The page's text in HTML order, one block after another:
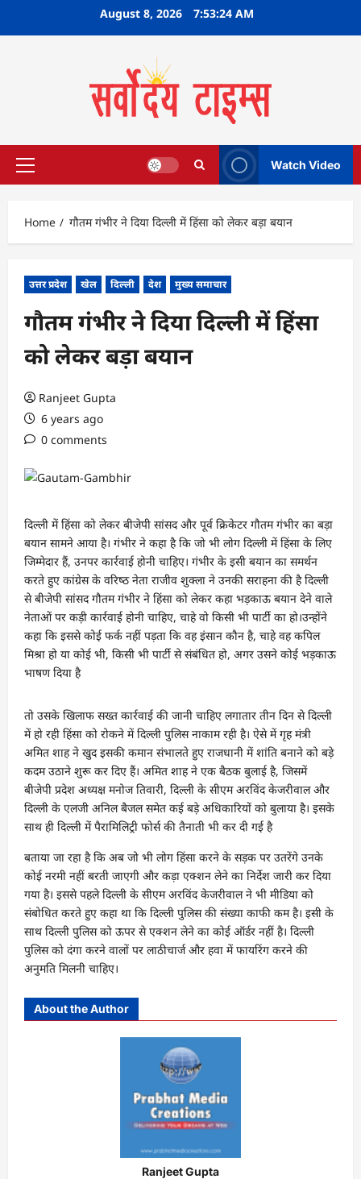
August 8, 2026 7:53:25 AM
Primary
Watch Video
Home गौतम गंभीर ने दिया दिल्‍ली में हिंसा को लेकर बड़ा बयान
उत्तर प्रदेश खेल दिल्ली देश मुख्य समाचार
गौतम गंभीर ने दिया दिल्‍ली में हिंसा
को लेकर बड़ा बयान
Ranjeet Gupta
6 years ago
0 comments
दिल्‍ली में हिंसा को लेकर बीजेपी सांसद और पूर्व क्रिकेटर गौतम गंभीर का बड़ा
बयान सामने आया है। गंभीर ने कहा है कि जो भी लोग दिल्‍ली में हिंसा के लिए
जिम्‍मेदार हैं, उनपर कार्रवाई होनी चाहिए। गंभीर के इसी बयान का समर्थन
करते हुए कांग्रेस के वरिष्‍ठ नेता राजीव शुक्‍ला ने उनकी सराहना की है दिल्ली
से बीजेपी सांसद गौतम गंभीर ने हिंसा को लेकर कहा भड़काऊ बयान देने वाले
नेताओं पर कड़ी कार्रवाई होनी चाहिए, चाहे वो किसी भी पार्टी का हो।उन्‍होंने
कहा कि इससे कोई फर्क नहीं पड़ता कि वह इंसान कौन है, चाहे वह कपिल
मिश्रा हो या कोई भी, किसी भी पार्टी से संबंधित हो, अगर उसने कोई भड़काऊ
भाषण दिया है
तो उसके खिलाफ सख्त कार्रवाई की जानी चाहिए लगातार तीन दिन से दिल्‍ली
में हो रही हिंसा को रोकने में दिल्‍ली पुलिस नाकाम रही है। ऐसे में गृह मंत्री
अमित शाह ने खुद इसकी कमान संभालते हुए राजधानी में शांति बनाने को बड़े
कदम उठाने शुरू कर दिए हैं। अमित शाह ने एक बैठक बुलाई है, जिसमें
बीजेपी प्रदेश अध्‍यक्ष मनोज तिवारी, दिल्‍ली के सीएम अरविंद केजरीवाल और
दिल्‍ली के एलजी अनिल बैजल समेत कई बड़े अधिकारियों को बुलाया है। इसके
साथ ही दिल्‍ली में पैरामिलिट्री फोर्स की तैनाती भी कर दी गई है
बताया जा रहा है कि अब जो भी लोग हिंसा करने के सड़क पर उतरेंगे उनके
कोई नरमी नहीं बरती जाएगी और कड़ा एक्‍शन लेने का निर्देश जारी कर दिया
गया है। इससे पहले दिल्‍ली के सीएम अरविंद केजरीवाल ने भी मीडिया को
संबोधित करते हुए कहा था कि दिल्‍ली पुलिस की संख्‍या काफी कम है। इसी के
साथ दिल्‍ली पुलिस को ऊपर से एक्‍शन लेने का कोई ऑर्डर नहीं है। दिल्‍ली
पुलिस को दंगा करने वालों पर लाठीचार्ज और हवा में फायरिंग करने की
अनुमति मिलनी चाहिए।
About the Author
Ranjeet Gupta